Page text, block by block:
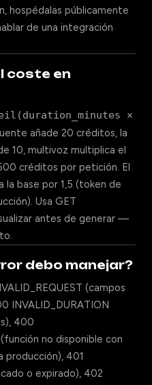
hospédalas públicamente
de una integración
coste en
×
añade 20 créditos, la
10, multivoz multiplica el
créditos por petición. El
la base por 1,5 (token de
Usa GET
antes de generar —
debo manejar?
(campos
INVALID_DURATION
400
no disponible con
401
o expirado), 402